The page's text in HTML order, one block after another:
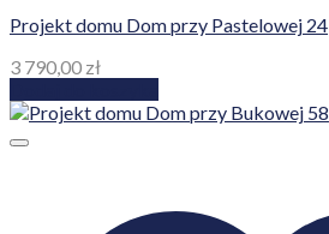
Projekt domu Dom przy Pastelowej 24
3 790,00 zł